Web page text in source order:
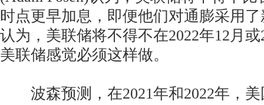
时点更早加息，即便他们对通膨采用
认为，美联储将不得不在2022年12月
美联储感觉必须这样做。
波森预测，在2021年和2022年，美